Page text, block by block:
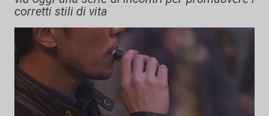
corretti stili di vita